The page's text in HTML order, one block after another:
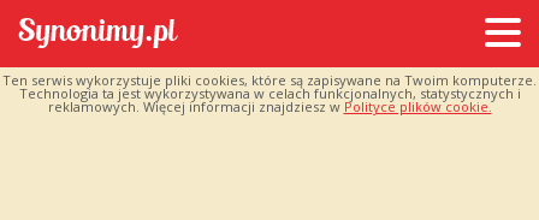
Ten serwis wykorzystuje pliki cookies, które są zapisywane na Twoim komputerze.
Technologia ta jest wykorzystywana w celach funkcjonalnych, statystycznych i
reklamowych. Więcej informacji znajdziesz w Polityce plików cookie.